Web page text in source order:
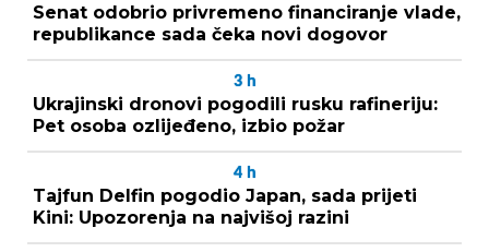
Senat odobrio privremeno financiranje vlade,
republikance sada čeka novi dogovor
3 h
Ukrajinski dronovi pogodili rusku rafineriju:
Pet osoba ozlijeđeno, izbio požar
4 h
Tajfun Delfin pogodio Japan, sada prijeti
Kini: Upozorenja na najvišoj razini